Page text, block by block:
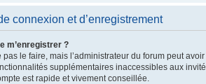
connexion et d’enregistrement
m’enregistrer ?
pas le faire, mais l’administrateur du forum peut
supplémentaires inaccessibles aux
est rapide et vivement conseillée.